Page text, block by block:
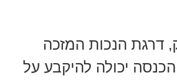
דרגת הנכות המזכה
יכולה להיקבע על